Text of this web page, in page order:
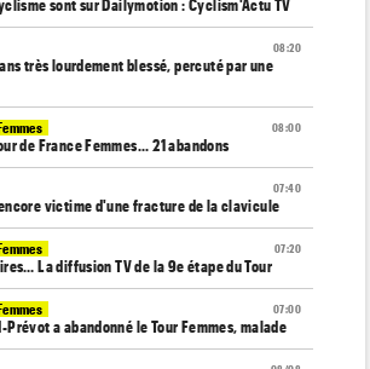
sont sur Dailymotion : Cyclism'Actu TV
08:20
très lourdement blessé, percuté par une
08:00
de France Femmes... 21 abandons
07:40
victime d'une fracture de la clavicule
07:20
La diffusion TV de la 9e étape du Tour
07:00
a abandonné le Tour Femmes, malade